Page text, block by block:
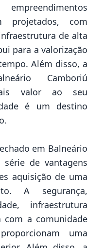
projetados, com
de alta
para a valorização
Além disso, a
Camboriú
valor ao seu
é um destino
em Balneário
série de vantagens
aquisição de uma
A segurança,
infraestrutura
com a comunidade
uma